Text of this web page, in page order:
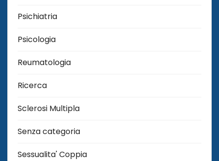
Psichiatria
Psicologia
Reumatologia
Ricerca
Sclerosi Multipla
Senza categoria
Sessualita' Coppia